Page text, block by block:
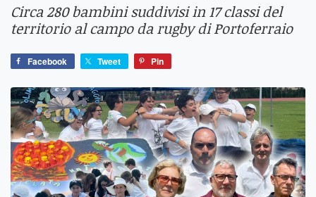
Circa 280 bambini suddivisi in 17 classi del
territorio al campo da rugby di Portoferraio
Facebook Tweet Pin